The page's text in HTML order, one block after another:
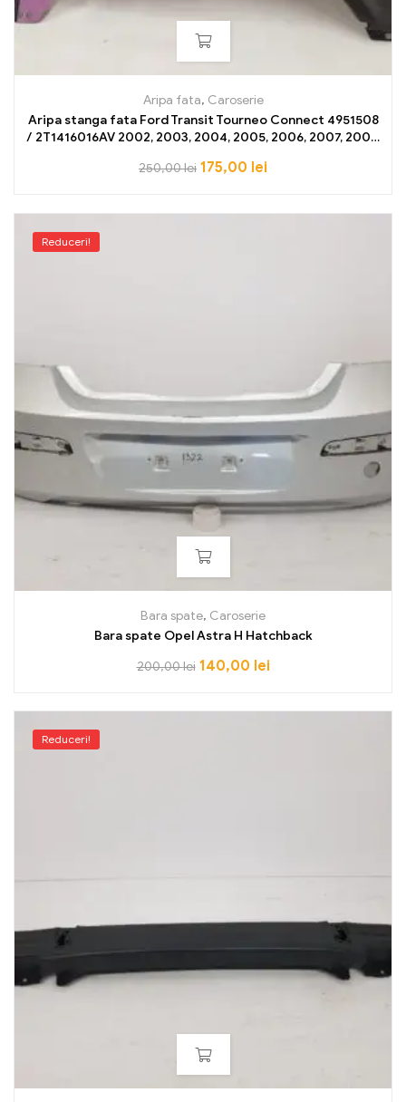
Aripa fata, Caroserie
Aripa stanga fata Ford Transit Tourneo Connect 4951508
/ 2T1416016AV 2002, 2003, 2004, 2005, 2006, 2007, 2008,
250,00lei 175,00 lei
Reduceri!
Bara spate, Caroserie
Bara spate Opel Astra H Hatchback
200,00lei 140,00 lei
Reduceri!